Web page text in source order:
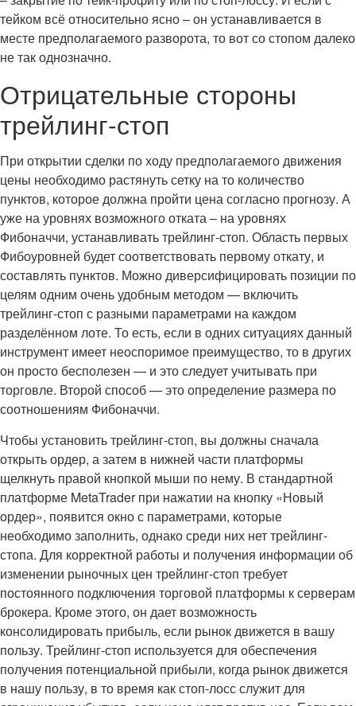
тейком всё относительно ясно – он устанавливается в
месте предполагаемого разворота, то вот со стопом далеко
не так однозначно.
Отрицательные стороны
трейлинг-стоп
При открытии сделки по ходу предполагаемого движения
цены необходимо растянуть сетку на то количество
пунктов, которое должна пройти цена согласно прогнозу. А
уже на уровнях возможного отката – на уровнях
Фибоначчи, устанавливать трейлинг-стоп. Область первых
Фибоуровней будет соответствовать первому откату, и
составлять пунктов. Можно диверсифицировать позиции по
целям одним очень удобным методом — включить
трейлинг-стоп с разными параметрами на каждом
разделённом лоте. То есть, если в одних ситуациях данный
инструмент имеет неоспоримое преимущество, то в других
он просто бесполезен — и это следует учитывать при
торговле. Второй способ — это определение размера по
соотношениям Фибоначчи.
Чтобы установить трейлинг-стоп, вы должны сначала
открыть ордер, а затем в нижней части платформы
щелкнуть правой кнопкой мыши по нему. В стандартной
платформе MetaTrader при нажатии на кнопку «Новый
ордер», появится окно с параметрами, которые
необходимо заполнить, однако среди них нет трейлинг-
стопа. Для корректной работы и получения информации об
изменении рыночных цен трейлинг-стоп требует
постоянного подключения торговой платформы к серверам
брокера. Кроме этого, он дает возможность
консолидировать прибыль, если рынок движется в вашу
пользу. Трейлинг-стоп используется для обеспечения
получения потенциальной прибыли, когда рынок движется
в нашу пользу, в то время как стоп-лосс служит для